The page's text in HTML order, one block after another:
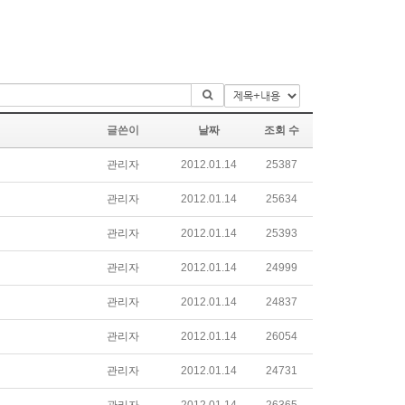
글쓴이 날짜 조회 수
관리자 2012.01.14 25387
관리자 2012.01.14 25634
관리자 2012.01.14 25393
관리자 2012.01.14 24999
관리자 2012.01.14 24837
관리자 2012.01.14 26054
관리자 2012.01.14 24731